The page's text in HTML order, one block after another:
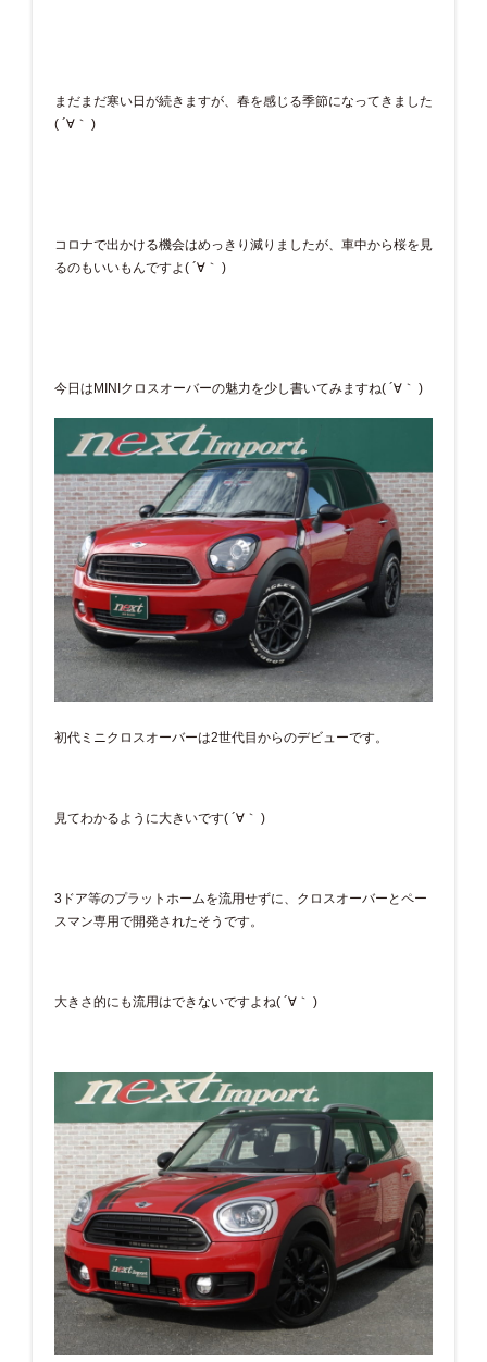
まだまだ寒い日が続きますが、春を感じる季節になってきました
( ´∀｀ )
コロナで出かける機会はめっきり減りましたが、車中から桜を見
るのもいいもんですよ( ´∀｀ )
今日はMINIクロスオーバーの魅力を少し書いてみますね( ´∀｀ )
初代ミニクロスオーバーは2世代目からのデビューです。
見てわかるように大きいです( ´∀｀ )
3ドア等のプラットホームを流用せずに、クロスオーバーとペー
スマン専用で開発されたそうです。
大きさ的にも流用はできないですよね( ´∀｀ )